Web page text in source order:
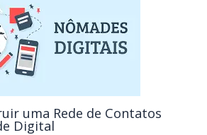
uma Rede de Contatos
Digital